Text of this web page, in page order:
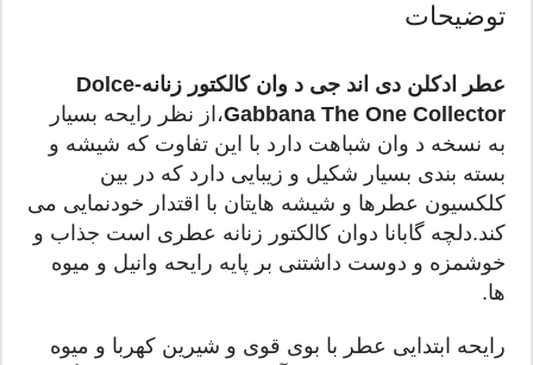
توضیحات
عطر ادکلن دی اند جی د وان کالکتور زنانه-Dolce
Gabbana The One Collector،از نظر رایحه بسیار
به نسخه د وان شباهت دارد با این تفاوت که شیشه و
بسته بندی بسیار شکیل و زیبایی دارد که در بین
کلکسیون عطرها و شیشه هایتان با اقتدار خودنمایی می
کند.دلچه گابانا دوان کالکتور زنانه عطری است جذاب و
خوشمزه و دوست داشتنی بر پایه رایحه وانیل و میوه
ها.
رایحه ابتدایی عطر با بوی قوی و شیرین کهربا و میوه